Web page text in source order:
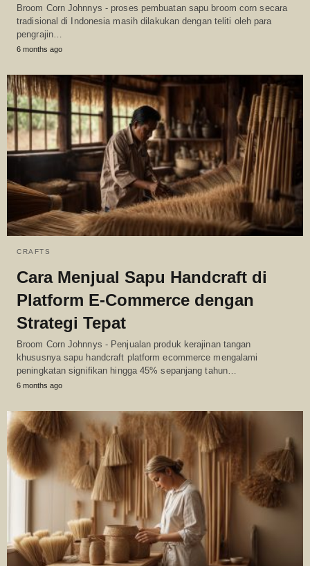
Broom Corn Johnnys - proses pembuatan sapu broom corn secara
tradisional di Indonesia masih dilakukan dengan teliti oleh para
pengrajin…
6 months ago
CRAFTS
Cara Menjual Sapu Handcraft di
Platform E-Commerce dengan
Strategi Tepat
Broom Corn Johnnys - Penjualan produk kerajinan tangan
khususnya sapu handcraft platform ecommerce mengalami
peningkatan signifikan hingga 45% sepanjang tahun…
6 months ago